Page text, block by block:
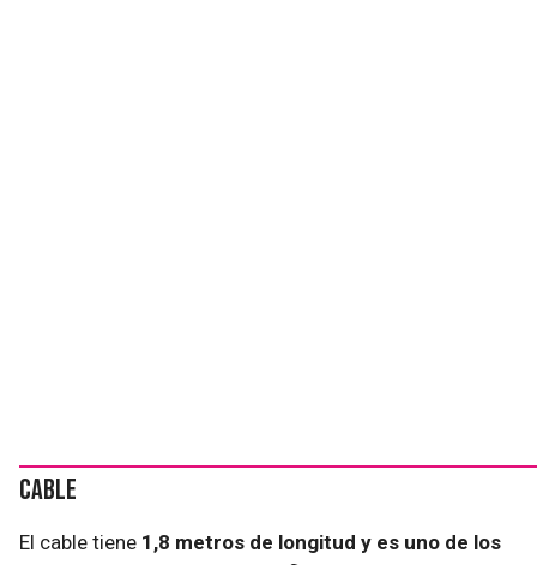
Cable
El cable tiene 1,8 metros de longitud y es uno de los